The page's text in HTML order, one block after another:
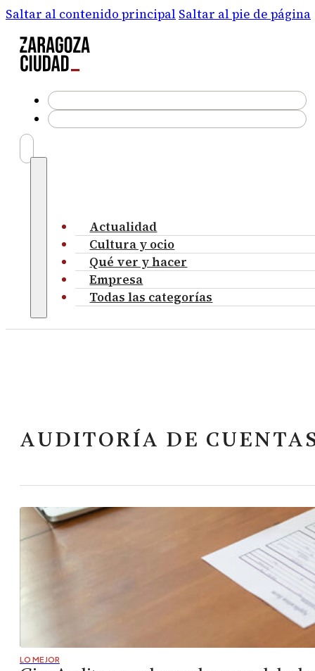
Saltar al contenido principal Saltar al pie de página
Actualidad
Cultura y ocio
Qué ver y hacer
Empresa
Todas las categorías
AUDITORÍA DE
LO MEJOR